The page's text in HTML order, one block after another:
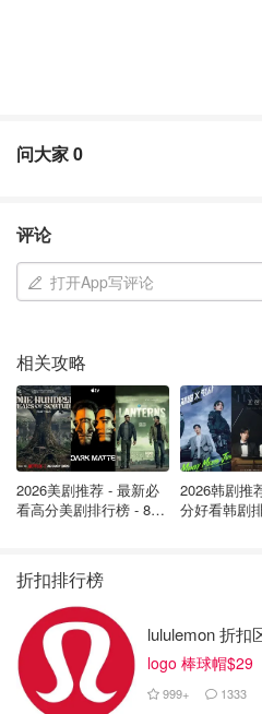
原创之星
问大家0
评论
打开App写评论
相关攻略
2026美剧推荐 - 最新必
看高分美剧排行榜 - 8月
2026韩剧推
分好看韩剧
折扣排行榜
lululemon 折扣
logo 棒球帽$29
999+ 1333